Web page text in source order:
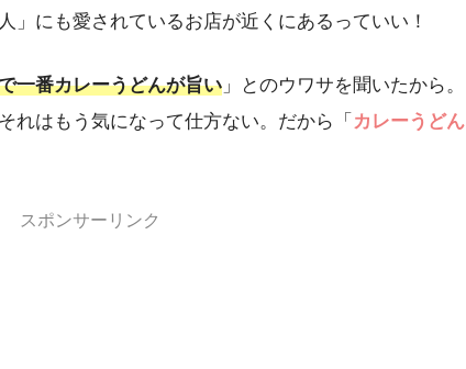
」にも愛されているお店が近くにあるっていい！
一番カレーうどんが旨い 」とのウワサを聞いたから。
れはもう気になって仕方ない。だから「 カレーうどん
スポンサーリンク